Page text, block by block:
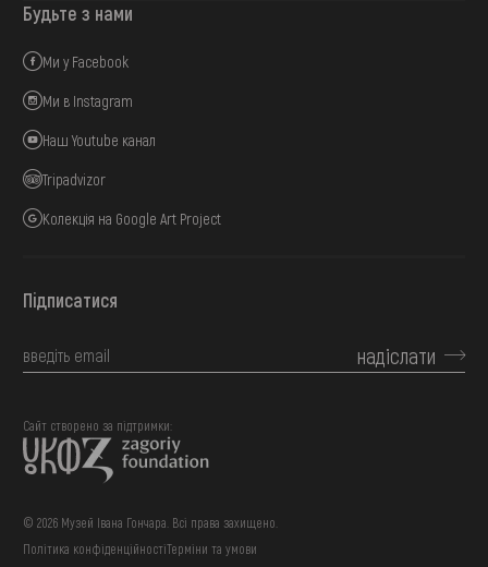
Будьте з нами
Ми у Facebook
Ми в Instagram
Наш Youtube канал
Tripadvizor
Колекція на Google Art Project
Підписатися
надіслати
© 2026 Музей Івана Гончара. Всі права захищено.
Сайт створено за підтримки:
Політика конфіденційностіТерміни та умови